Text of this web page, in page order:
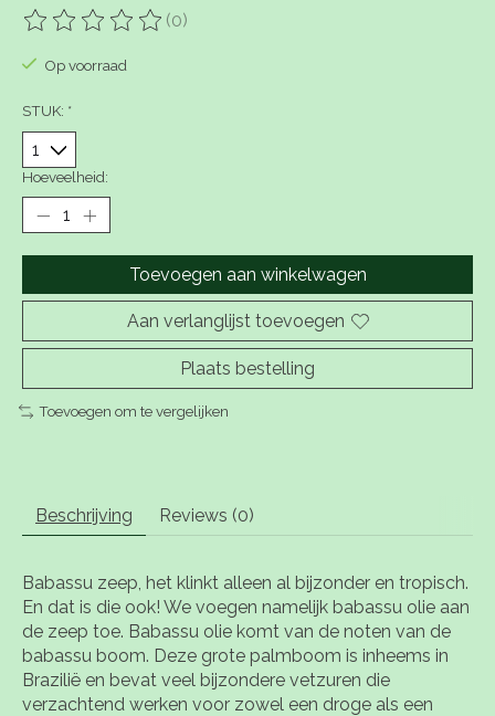
De beoordeling van dit product is
(0)
Op voorraad
STUK: *
Hoeveelheid:
Toevoegen aan winkelwagen
Aan verlanglijst toevoegen
Plaats bestelling
Toevoegen om te vergelijken
Beschrijving Reviews (0)
Babassu zeep, het klinkt alleen al bijzonder en tropisch.
En dat is die ook! We voegen namelijk babassu olie aan
de zeep toe. Babassu olie komt van de noten van de
babassu boom. Deze grote palmboom is inheems in
Brazilië en bevat veel bijzondere vetzuren die
verzachtend werken voor zowel een droge als een